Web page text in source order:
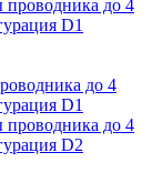
до 4
D1